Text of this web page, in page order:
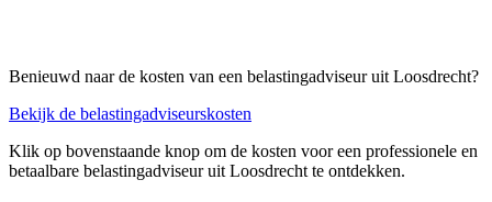
Benieuwd naar de kosten van een belastingadviseur uit Loosdrecht?
Bekijk de belastingadviseurskosten
Klik op bovenstaande knop om de kosten voor een professionele en
betaalbare belastingadviseur uit Loosdrecht te ontdekken.